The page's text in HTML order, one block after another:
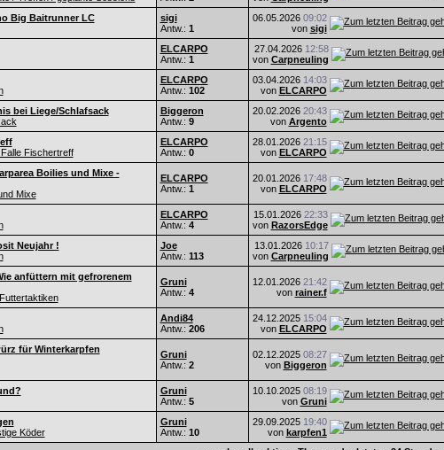
Big Baitrunner LC
sigi
Antw.: 1
06.05.2026 09:02
von sigi
ELCARPO
Antw.: 1
27.04.2026 12:58
von Carpneuling
ELCARPO
Antw.: 102
03.04.2026 14:03
von ELCARPO
bei Liege/Schlafsack
Biggeron
Antw.: 9
20.02.2026 20:43
von Argento
Fischertreff
ELCARPO
Antw.: 0
28.01.2026 21:15
von ELCARPO
Boilies und Mixe -
Mixe
ELCARPO
Antw.: 1
20.01.2026 17:48
von ELCARPO
ELCARPO
Antw.: 4
15.01.2026 22:33
von RazorsEdge
Neujahr !
Joe
Antw.: 113
13.01.2026 10:17
von Carpneuling
anfüttern mit gefrorenem
Gruni
Antw.: 4
12.01.2026 21:42
von rainer.f
Andi84
Antw.: 206
24.12.2025 15:04
von ELCARPO
für Winterkarpfen
Gruni
Antw.: 2
02.12.2025 08:27
von Biggeron
Gruni
Antw.: 5
10.10.2025 08:19
von Gruni
Köder
Gruni
Antw.: 10
29.09.2025 19:40
von karpfen1